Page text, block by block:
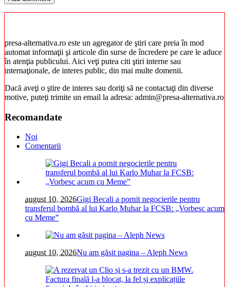
presa-alternativa.ro este un agregator de ştiri care preia în mod
automat informaţii şi articole din surse de încredere pe care le aduce
în atenţia publicului. Aici veţi putea citi ştiri interne sau
internaţionale, de interes public, din mai multe domenii.
Dacă aveţi o ştire de interes sau doriţi să ne contactaţi din diverse
motive, puteţi trimite un email la adresa: admin@presa-alternativa.ro
Recomandate
Noi
Comentarii
august 10, 2026Gigi Becali a pornit negocierile pentru
transferul bombă al lui Karlo Muhar la FCSB: „Vorbesc acum
cu Meme”
august 10, 2026Nu am găsit pagina – Aleph News